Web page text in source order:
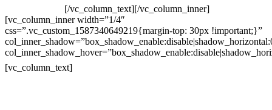
[/vc_column_text][/vc_column_inner]
[vc_column_inner width=”1/4″
css=”.vc_custom_1587340649219{margin-top: 30px !important;}”
[vc_column_text]